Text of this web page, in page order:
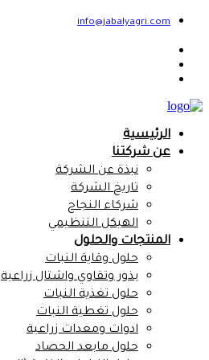
info@jabalyagri.com
الرئيسية
عن شركتنا
نبذة عن الشركة
تاريخ الشركة
شركاء النجاح
الهيكل التنظيمي
المنتجات والحلول
حلول وقاية النبات
بذور وتقاوي واشتال زراعية
حلول تغذية النبات
حلول تغطية النبات
ادوات ومعدات زراعية
حلول مابعد الحصاد